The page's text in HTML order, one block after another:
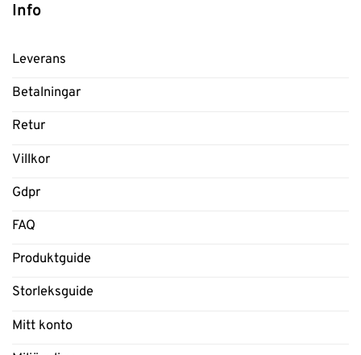
Info
Leverans
Betalningar
Retur
Villkor
Gdpr
FAQ
Produktguide
Storleksguide
Mitt konto